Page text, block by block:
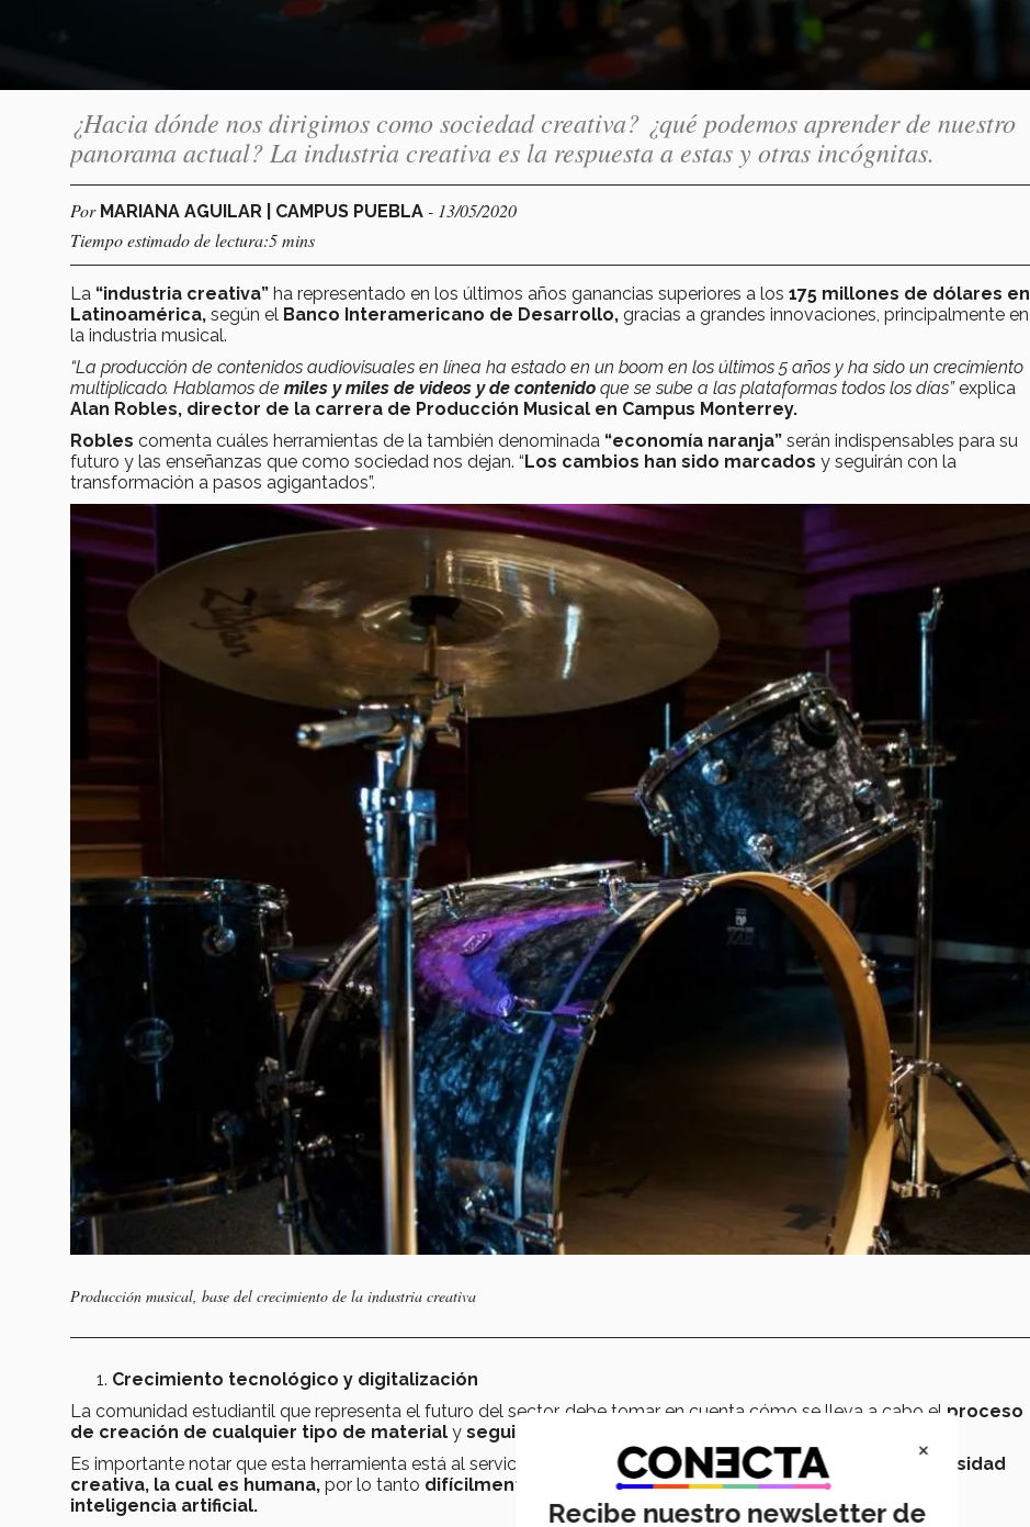
¿Hacia dónde nos dirigimos como sociedad creativa? ¿qué podemos aprender de nuestro
panorama actual? La industria creativa es la respuesta a estas y otras incógnitas.
Por MARIANA AGUILAR | CAMPUS PUEBLA - 13/05/2020
Tiempo estimado de lectura:5 mins
La “industria creativa” ha representado en los últimos años ganancias superiores a los 175 millones de dólares en
Latinoamérica, según el Banco Interamericano de Desarrollo, gracias a grandes innovaciones, principalmente en
la industria musical.
“La producción de contenidos audiovisuales en línea ha estado en un boom en los últimos 5 años y ha sido un crecimiento
multiplicado. Hablamos de miles y miles de videos y de contenido que se sube a las plataformas todos los días”explica
Alan Robles, director de la carrera de Producción Musical en Campus Monterrey.
Robles comenta cuáles herramientas de la también denominada “economía naranja” serán indispensables para su
futuro y las enseñanzas que como sociedad nos dejan. “Los cambios han sido marcados y seguirán con la
transformación a pasos agigantados”.
Producción musical, base del crecimiento de la industria creativa
Crecimiento tecnológico y digitalización
La comunidad estudiantil que representa el futuro del sector, debe tomar en cuenta cómo se lleva a cabo el proceso
de creación de cualquier tipo de material y seguirle el paso al desarrollo de las tecnologías.
Es importante notar que esta herramienta está al servicio de la creatividad, ya que el artista tiene una necesidad
creativa, la cual es humana, por lo tanto difícilmente se verá reemplazada por la automatización e
inteligencia artificial.
×
Recibe nuestro newsletter de